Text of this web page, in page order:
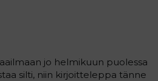
jo helmikuun puolessa
silti, niin kirjoitteleppa tänne